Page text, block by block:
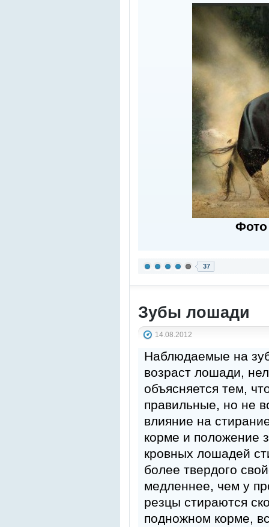
37
Зубы лошади
14.08.2012
Наблюдаемые на
возраст лошади,
объясняется тем,
правильные, но не
влияние на
корме и положение
кровных лошадей
более твердого
медленнее, чем у
резцы стираются
подножном корме,